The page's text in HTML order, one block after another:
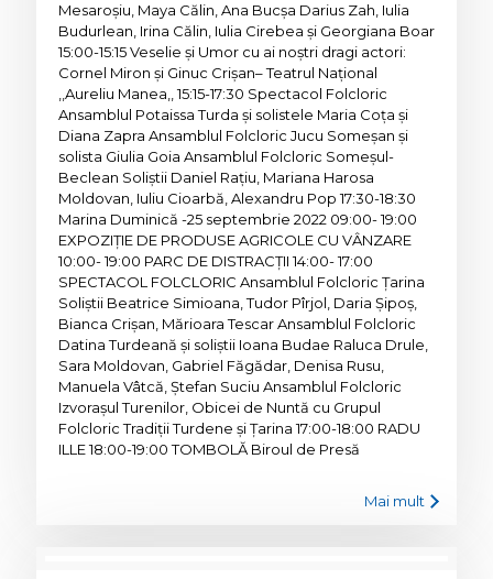
Mesaroșiu, Maya Călin, Ana Bucșa Darius Zah, Iulia
Budurlean, Irina Călin, Iulia Cirebea și Georgiana Boar
15:00-15:15 Veselie și Umor cu ai noștri dragi actori:
Cornel Miron și Ginuc Crișan– Teatrul Național
,,Aureliu Manea,, 15:15-17:30 Spectacol Folcloric
Ansamblul Potaissa Turda și solistele Maria Coța și
Diana Zapra Ansamblul Folcloric Jucu Someșan și
solista Giulia Goia Ansamblul Folcloric Someșul-
Beclean Soliștii Daniel Rațiu, Mariana Harosa
Moldovan, Iuliu Cioarbă, Alexandru Pop 17:30-18:30
Marina Duminică -25 septembrie 2022 09:00- 19:00
EXPOZIȚIE DE PRODUSE AGRICOLE CU VÂNZARE
10:00- 19:00 PARC DE DISTRACȚII 14:00- 17:00
SPECTACOL FOLCLORIC Ansamblul Folcloric Țarina
Soliștii Beatrice Simioana, Tudor Pîrjol, Daria Șipoș,
Bianca Crișan, Mărioara Tescar Ansamblul Folcloric
Datina Turdeană și soliștii Ioana Budae Raluca Drule,
Sara Moldovan, Gabriel Făgădar, Denisa Rusu,
Manuela Vâtcă, Ștefan Suciu Ansamblul Folcloric
Izvorașul Turenilor, Obicei de Nuntă cu Grupul
Folcloric Tradiții Turdene și Țarina 17:00-18:00 RADU
ILLE 18:00-19:00 TOMBOLĂ Biroul de Presă
Mai mult